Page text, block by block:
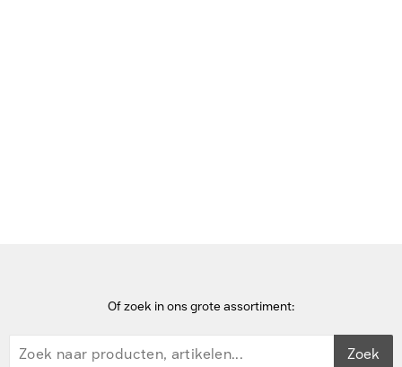
Of zoek in ons grote assortiment:
Zoek